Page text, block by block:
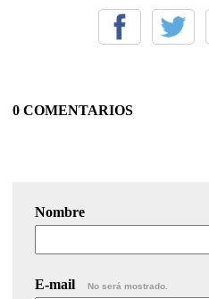
0 COMENTARIOS
Nombre
E-mail No será mostrado.